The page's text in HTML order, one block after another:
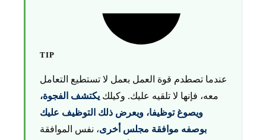
TIP
عندما تصطدم قوة العمل بعمل لا تستطيع التعامل
معه، فإنها لا تلقيه عليك. وكيلك يكتشف الفجوة،
ويصوغ توظيفا، ويعرض ذلك التوظيف عليك
بوصفه موافقة مجلس أخرى، نفس الموافقة